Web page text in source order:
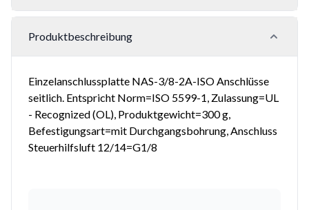
Produktbeschreibung
Einzelanschlussplatte NAS-3/8-2A-ISO Anschlüsse
seitlich. Entspricht Norm=ISO 5599-1, Zulassung=UL
- Recognized (OL), Produktgewicht=300 g,
Befestigungsart=mit Durchgangsbohrung, Anschluss
Steuerhilfsluft 12/14=G1/8